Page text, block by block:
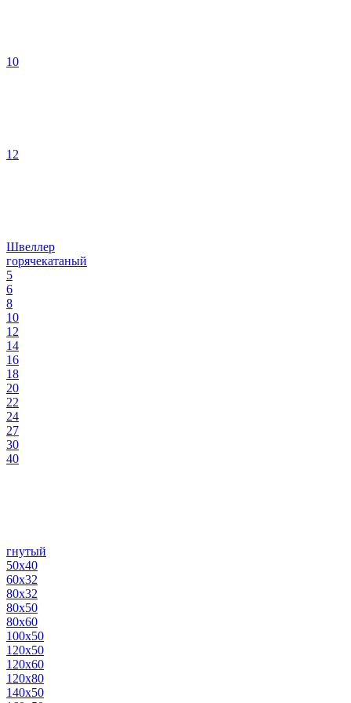
10
12
Швеллер
горячекатаный
5
6
8
10
12
14
16
18
20
22
24
27
30
40
гнутый
50х40
60х32
80х32
80х50
80х60
100х50
120х50
120х60
120х80
140х50